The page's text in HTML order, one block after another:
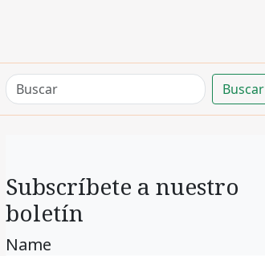
Buscar
Subscríbete a nuestro
boletín
Name